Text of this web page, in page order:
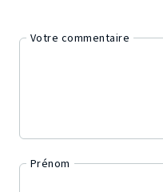
Votre commentaire
Prénom